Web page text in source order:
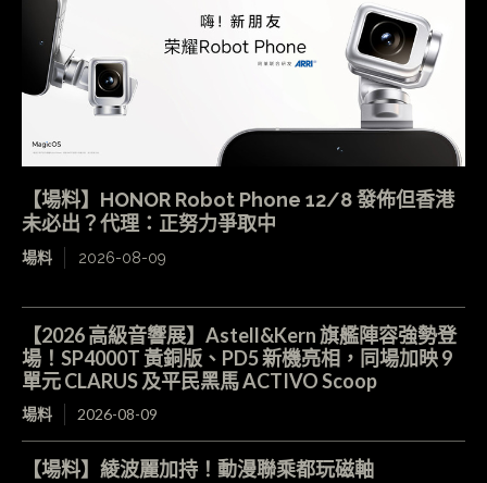
【場料】HONOR Robot Phone 12/8 發佈但香港
未必出？代理：正努力爭取中
場料 2026-08-09
【2026 高級音響展】Astell&Kern 旗艦陣容強勢登
場！SP4000T 黃銅版、PD5 新機亮相，同場加映 9
單元 CLARUS 及平民黑馬 ACTIVO Scoop
場料 2026-08-09
【場料】綾波麗加持！動漫聯乘都玩磁軸